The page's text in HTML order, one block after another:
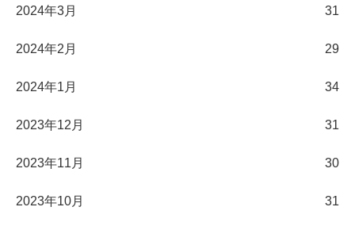
2024年3月 31
2024年2月 29
2024年1月 34
2023年12月 31
2023年11月 30
2023年10月 31